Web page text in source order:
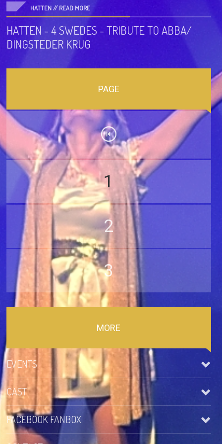
HATTEN //READ MORE
HATTEN - 4 SWEDES - TRIBUTE TO ABBA/
DINGSTEDER KRUG
PAGE
1
2
3
MORE
EVENTS
2026-08-08 Hofgut Domäne
Djerba (TUN) – 4 Swedes – Robinson Djerba Bahia
CAST
Lukas Münten – Benny
AR Cast
FACEBOOK FANBOX